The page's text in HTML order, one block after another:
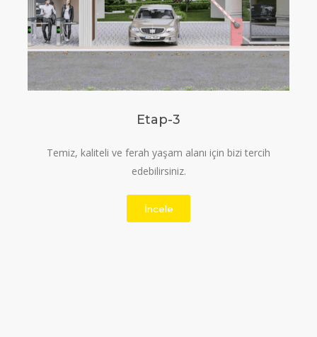
Etap-3
Temiz, kaliteli ve ferah yaşam alanı için bizi tercih
edebilirsiniz.
İncele